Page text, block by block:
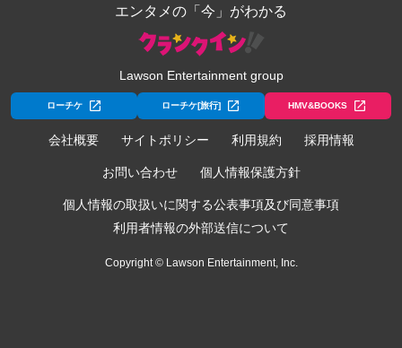
エンタメの「今」がわかる
Lawson Entertainment group
ローチケ ローチケ[旅行] HMV&BOOKS
会社概要 サイトポリシー 利用規約 採用情報
お問い合わせ 個人情報保護方針
個人情報の取扱いに関する公表事項及び同意事項
利用者情報の外部送信について
Copyright © Lawson Entertainment, Inc.